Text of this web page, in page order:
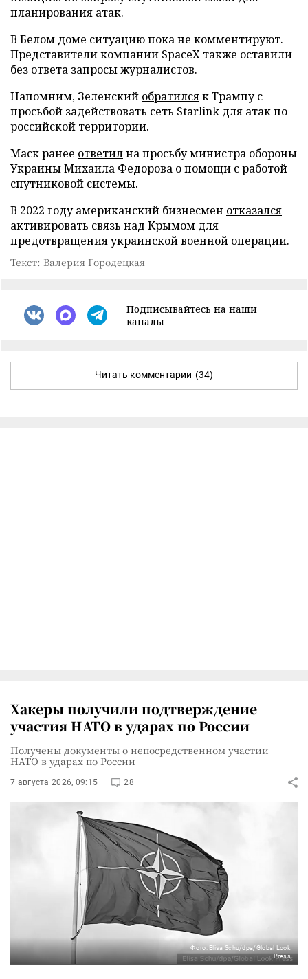
планирования атак.
В Белом доме ситуацию пока не комментируют.
Представители компании SpaceX также оставили
без ответа запросы журналистов.
Напомним, Зеленский обратилсяк Трампу с
просьбой задействовать сеть Starlink для атак по
российской территории.
Маск ранее ответилна просьбу министра обороны
Украины Михаила Федорова о помощи с работой
спутниковой системы.
В 2022 году американский бизнесмен отказался
активировать связь над Крымом для
предотвращения украинской военной операции.
Текст: Валерия Городецкая
Подписывайтесь на наши
каналы
Читать комментарии (34)
Хакеры получили подтверждение
участия НАТО в ударах по России
Получены документы о непосредственном участии
НАТО в ударах по России
7 августа 2026, 09:15 28
Фото: Elisa Schu/dpa/Global Look
Press